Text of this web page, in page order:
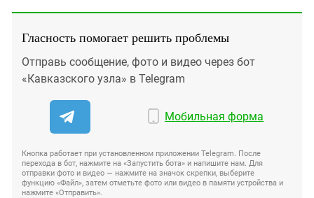
Гласность помогает решить проблемы
Отправь сообщение, фото и видео через бот
«Кавказского узла» в Telegram
Мобильная форма
Кнопка работает при установленном приложении Telegram. После
перехода в бот, нажмите на «Запустить бота» и напишите нам. Для
отправки фото и видео — нажмите на значок скрепки, выберите
функцию «Файл», затем отметьте фото или видео в памяти устройства и
нажмите «Отправить».